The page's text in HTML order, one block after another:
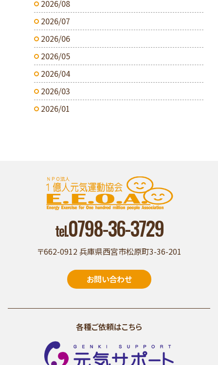
2026/08
2026/07
2026/06
2026/05
2026/04
2026/03
2026/01
tel.0798-36-3729
〒662-0912 兵庫県西宮市松原町3-36-201
お問い合わせ
各種ご依頼はこちら